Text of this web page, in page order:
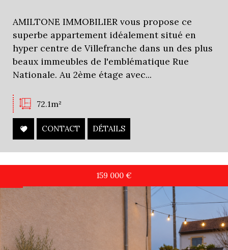
AMILTONE IMMOBILIER vous propose ce
superbe appartement idéalement situé en
hyper centre de Villefranche dans un des plus
beaux immeubles de l'emblématique Rue
Nationale. Au 2ème étage avec...
72.1m²
CONTACT DÉTAILS
159 000 €